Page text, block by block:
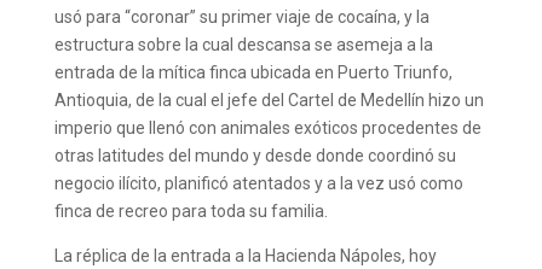
usó para “coronar” su primer viaje de cocaína, y la
estructura sobre la cual descansa se asemeja a la
entrada de la mítica finca ubicada en Puerto Triunfo,
Antioquia, de la cual el jefe del Cartel de Medellín hizo un
imperio que llenó con animales exóticos procedentes de
otras latitudes del mundo y desde donde coordinó su
negocio ilícito, planificó atentados y a la vez usó como
finca de recreo para toda su familia.
La réplica de la entrada a la Hacienda Nápoles, hoy